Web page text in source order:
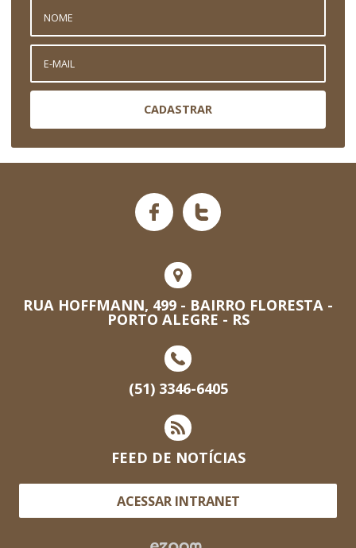
CADASTRAR
RUA HOFFMANN, 499 - BAIRRO FLORESTA -
PORTO ALEGRE - RS
(51) 3346-6405
FEED DE NOTÍCIAS
ACESSAR INTRANET